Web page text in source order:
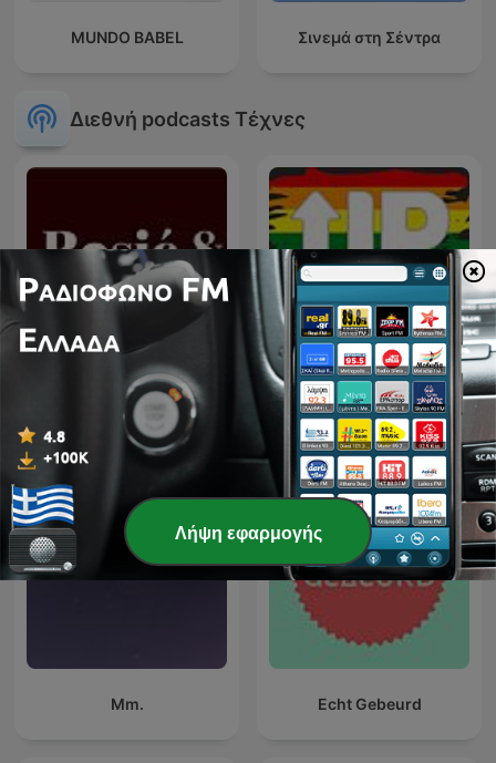
MUNDO BABEL Σινεμά στη Σέντρα
Διεθνή podcasts Τέχνες
Rosić i drugovi
Up The Arts: An LGBQT+
arts podcast
Mm. Echt Gebeurd
Λήψη εφαρμογής